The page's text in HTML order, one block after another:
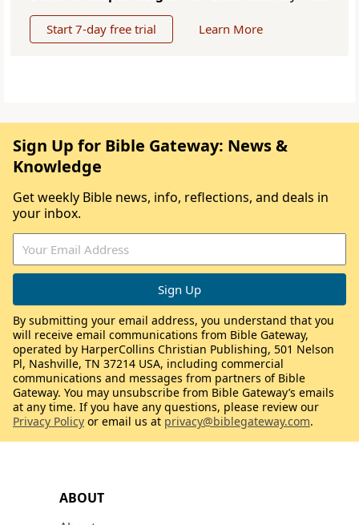
Start 7-day free trial Learn More
ABOUT
Sign Up for Bible Gateway: News &
Knowledge
Get weekly Bible news, info, reflections, and deals in
your inbox.
By submitting your email address, you understand that you
will receive email communications from Bible Gateway,
operated by HarperCollins Christian Publishing, 501 Nelson
Pl, Nashville, TN 37214 USA, including commercial
communications and messages from partners of Bible
Gateway. You may unsubscribe from Bible Gateway’s emails
at any time. If you have any questions, please review our
Privacy Policy or email us at privacy@biblegateway.com.